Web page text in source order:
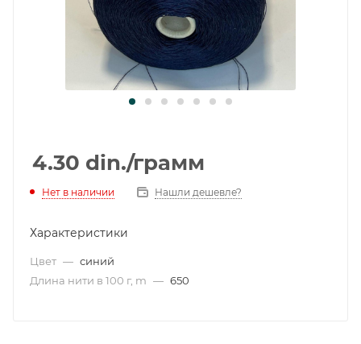
4.30 din./грамм
Нет в наличии Нашли дешевле?
Характеристики
Цвет — синий
Длина нити в 100 г, m — 650